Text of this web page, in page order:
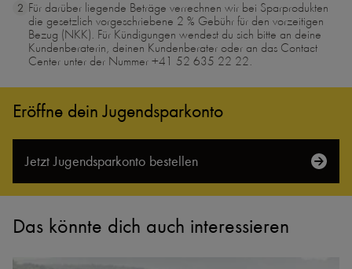
Für darüber liegende Beträge verrechnen wir bei Sparprodukten
die gesetzlich vorgeschriebene 2 % Gebühr für den vorzeitigen
Bezug (NKK). Für Kündigungen wendest du sich bitte an deine
Kundenberaterin, deinen Kundenberater oder an das Contact
Center unter der Nummer +41 52 635 22 22.
Eröffne dein Jugendsparkonto
Jetzt Jugendsparkonto bestellen
Das könnte dich auch interessieren